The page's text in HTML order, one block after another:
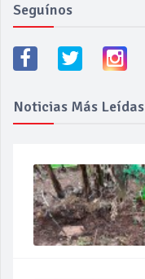
Seguínos
Noticias Más Leídas